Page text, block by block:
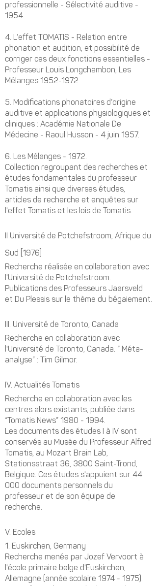
professionnelle - Sélectivité auditive -
1954.
4. L’effet TOMATIS - Relation entre
phonation et audition, et possibilité de
corriger ces deux fonctions essentielles -
Professeur Louis Longchambon, Les
Mélanges 1952-1972
5. Modifications phonatoires d’origine
auditive et applications physiologiques et
cliniques : Académie Nationale De
Médecine - Raoul Husson - 4 juin 1957.
6. Les Mélanges - 1972.
Collection regroupant des recherches et
études fondamentales du professeur
Tomatis ainsi que diverses études,
articles de recherche et enquêtes sur
l'effet Tomatis et les lois de Tomatis.
Université de Potchefstroom, Afrique du
Sud [1976]
Recherche réalisée en collaboration avec
l'Université de Potchefstroom.
Publications des Professeurs Jaarsveld
et Du Plessis sur le thème du bégaiement.
III. Université de Toronto, Canada
Recherche en collaboration avec
l'Université de Toronto, Canada. “ Méta-
analyse” : Tim Gilmor.
IV. Actualités Tomatis
Recherche en collaboration avec les
centres alors existants, publiée dans
“Tomatis News” 1980 - 1994.
Les documents des études I à IV sont
conservés au Musée du Professeur Alfred
Tomatis, au Mozart Brain Lab,
Stationsstraat 36, 3800 Saint-Trond,
Belgique. Ces études s'appuient sur 44
000 documents personnels du
professeur et de son équipe de
recherche.
V. Ecoles
1. Euskirchen, Germany
Recherche menée par Jozef Vervoort à
l'école primaire belge d'Euskirchen,
Allemagne (année scolaire 1974 - 1975).